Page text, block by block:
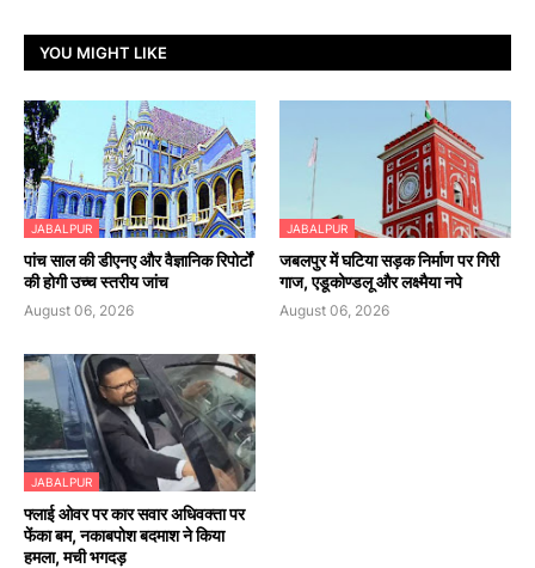
YOU MIGHT LIKE
JABALPUR
पांच साल की डीएनए और वैज्ञानिक रिपोर्टों
की होगी उच्च स्तरीय जांच
August 06, 2026
JABALPUR
जबलपुर में घटिया सड़क निर्माण पर गिरी
गाज, एडूकोण्डलू और लक्ष्मैया नपे
August 06, 2026
JABALPUR
फ्लाई ओवर पर कार सवार अधिवक्ता पर
फेंका बम, नकाबपोश बदमाश ने किया
हमला, मची भगदड़